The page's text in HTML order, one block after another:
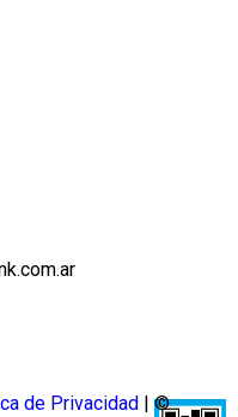
de Privacidad
| ©